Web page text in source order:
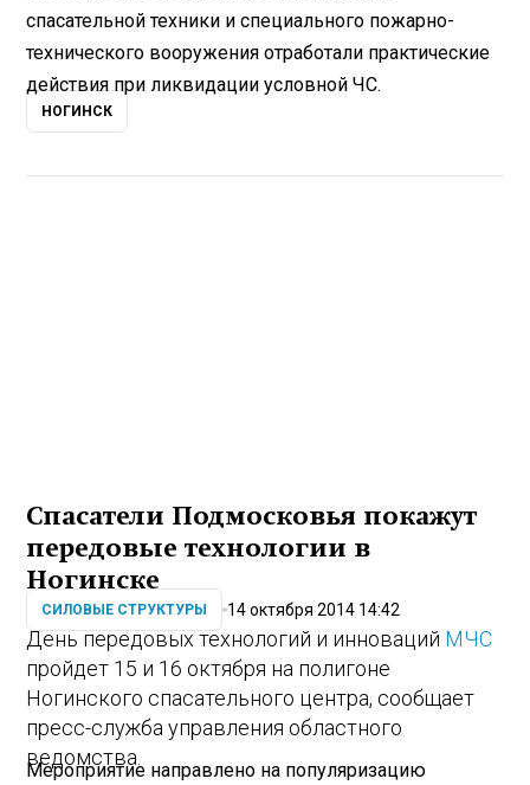
спасательной техники и специального пожарно-
технического вооружения отработали практические
действия при ликвидации условной ЧС.
НОГИНСК
Спасатели Подмосковья покажут
передовые технологии в
Ногинске
СИЛОВЫЕ СТРУКТУРЫ 14 октября 2014 14:42
День передовых технологий и инноваций МЧС
пройдет 15 и 16 октября на полигоне
Ногинского спасательного центра, сообщает
пресс-служба управления областного
ведомства.
Мероприятие направлено на популяризацию